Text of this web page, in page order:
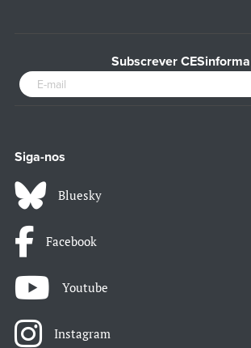
Subscrever CESinforma
Siga-nos
Bluesky
Facebook
Youtube
Instagram